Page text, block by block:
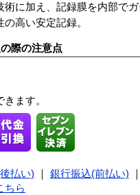
術に加え、記録膜を内部で
高い安定記録。
際の注意点
ます。
払い) 銀行振込(前払い)
ちら